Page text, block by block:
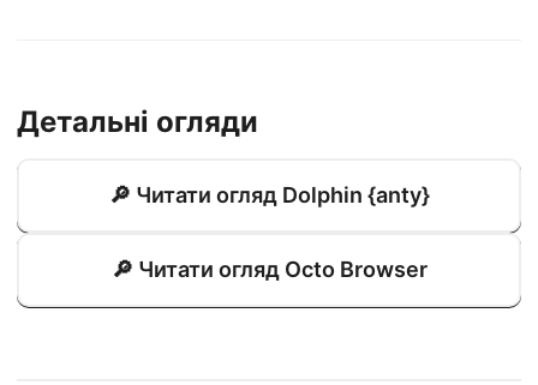
Детальні огляди
🔎 Читати огляд Dolphin {anty}
🔎 Читати огляд Octo Browser